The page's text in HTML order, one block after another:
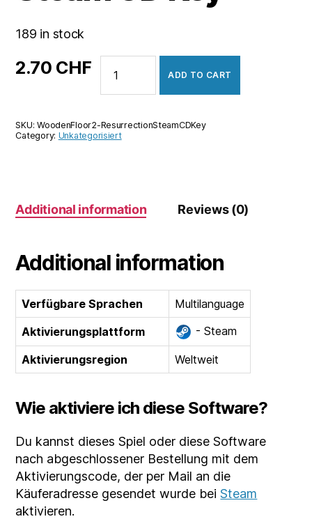
189 in stock
2.70 CHF
Floor
2
Resurrection
ADD TO CART
SKU:WoodenFloor2-ResurrectionSteamCDKey
Category: Unkategorisiert
Additional information Reviews (0)
Additional information
Verfügbare Sprachen
Multilanguage
Aktivierungsplattform
- Steam
Aktivierungsregion Weltweit
Wie aktiviere ich diese Software?
Du kannst dieses Spiel oder diese Software
nach abgeschlossener Bestellung mit dem
Aktivierungscode, der per Mail an die
Käuferadresse gesendet wurde beiSteam
aktivieren.